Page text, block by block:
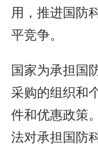
用，推进国防
平竞争。
国家为承担国
采购的组织和
件和优惠政策
法对承担国防